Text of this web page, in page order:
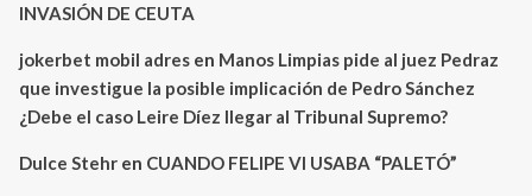
INVASIÓN DE CEUTA
jokerbet mobil adresen Manos Limpias pide al juez Pedraz
que investigue la posible implicación de Pedro Sánchez
¿Debe el caso Leire Díez llegar al Tribunal Supremo?
Dulce Stehren CUANDO FELIPE VI USABA “PALETÓ”